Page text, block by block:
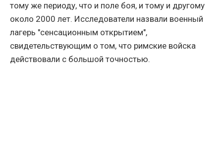
тому же периоду, что и поле боя, и тому и другому
около 2000 лет. Исследователи назвали военный
лагерь "сенсационным открытием",
свидетельствующим о том, что римские войска
действовали с большой точностью.